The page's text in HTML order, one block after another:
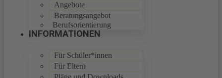
Angebote
Beratungsangebot
Berufsorientierung
INFORMATIONEN
Für Schüler*innen
Für Eltern